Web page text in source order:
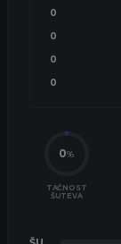
0
0
0
0
0%
TAČNOST
ŠUTEVA